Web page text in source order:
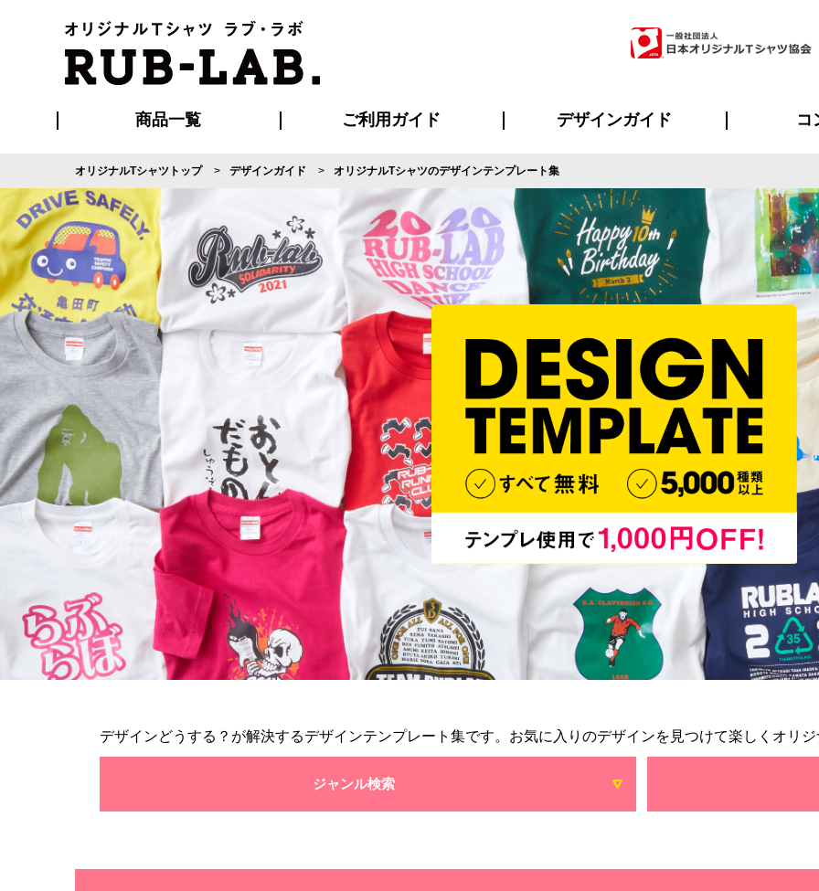
商品一覧
Tシャツ ポロシャツ パーカー・スウェット
ブルゾン・コート セットアップ・ジャージ ツナギ スポー
ハッピ キャップ・バンダナ グッズ全般 の
ご利用ガイド
ご利用ガイド
はじめての方へ
再注文の方へ
お支払い方法について
割引まとめページ
発送・特急サービスについて
版の保管期限について
マイページ会員のメリット
よくあるご質問
デザインガイド
デザイン入稿について
デザイン料について
デザインテンプレート集
デザインシミュレーター
書体一覧（フォント集）
プリント・加工一覧
コ
オリジナルTシャツトップ デザインガイド オリジナルTシャツのデザインテンプレート集
デザインどうする？が解決するデザインテンプレート集です。お気に入りのデザインを見つけて楽しくオリ
ジャンル検索